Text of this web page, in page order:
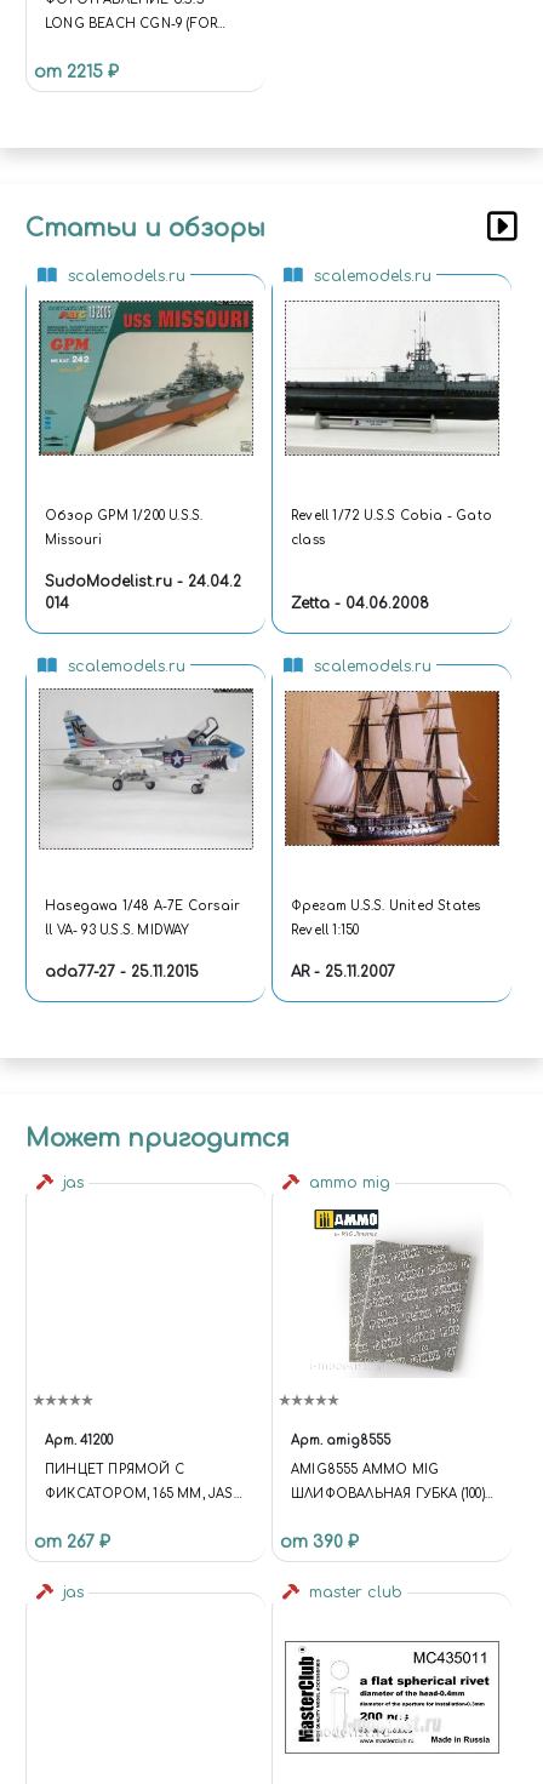
LONG BEACH CGN-9 (FOR
от 2215 ₽
Статьи и обзоры
scalemodels.ru
Обзор GPM 1/200 U.S.S.
Missouri
SudoModelist.ru - 24.04.2
014
scalemodels.ru
Revell 1/72 U.S.S Cobia - Gato
class
Zetta - 04.06.2008
scalemodels.ru
Hasegawa 1/48 A-7E Corsair
ll VA- 93 U.S.S. MIDWAY
ada77-27 - 25.11.2015
scalemodels.ru
Фрегат U.S.S. United States
Revell 1:150
AR - 25.11.2007
Может пригодится
jas
Арт. 41200
ПИНЦЕТ ПРЯМОЙ С
ФИКСАТОРОМ, 165 ММ, JAS
от 267 ₽
ammo mig
Арт. amig8555
AMIG8555 AMMO MIG
ШЛИФОВАЛЬНАЯ ГУБКА (100)
(100)
от 390 ₽
jas master club